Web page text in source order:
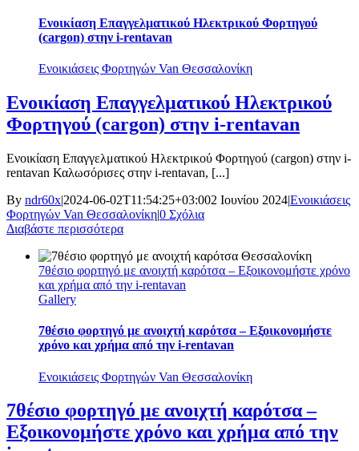
Ενοικίαση Επαγγελματικού Ηλεκτρικού Φορτηγού
(cargon) στην i-rentavan
Ενοικιάσεις Φορτηγών Van Θεσσαλονίκη
Ενοικίαση Επαγγελματικού Ηλεκτρικού
Φορτηγού (cargon) στην i-rentavan
Ενοικίαση Επαγγελματικού Ηλεκτρικού Φορτηγού (cargon) στην i-
rentavan Καλωσόρισες στην i-rentavan, [...]
By ndr60x|2024-06-02T11:54:25+03:002 Ιουνίου 2024|Ενοικιάσεις
Φορτηγών Van Θεσσαλονίκη|0 Σχόλια
Διαβάστε περισσότερα
7θέσιο φορτηγό με ανοιχτή καρότσα – Εξοικονομήστε χρόνο
και χρήμα από την i-rentavan
Gallery
7θέσιο φορτηγό με ανοιχτή καρότσα – Εξοικονομήστε
χρόνο και χρήμα από την i-rentavan
Ενοικιάσεις Φορτηγών Van Θεσσαλονίκη
7θέσιο φορτηγό με ανοιχτή καρότσα –
Εξοικονομήστε χρόνο και χρήμα από την